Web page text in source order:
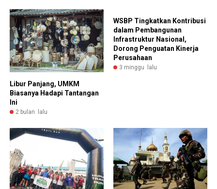
Libur Panjang, UMKM
Biasanya Hadapi Tantangan
Ini
2 bulan lalu
WSBP Tingkatkan Kontribusi
dalam Pembangunan
Infrastruktur Nasional,
Dorong Penguatan Kinerja
Perusahaan
3 minggu lalu